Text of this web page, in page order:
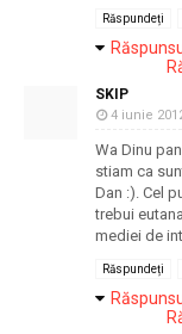
Răspundeți
SKIP
4 iunie
Wa Dinu
stiam ca
Dan :). Cel
trebui
mediei de
Răspundeți